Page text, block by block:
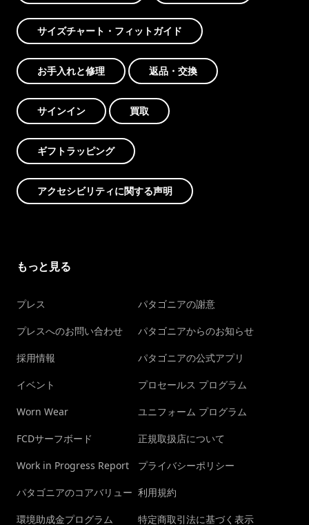
サイズチャート・フィットガイド
お手入れと修理 返品・交換
サインイン 買取
ギフトラッピング
アクセシビリティに関する声明
もっと見る
プレス
プレスへのお問い合わせ
採用情報
イベント
Worn Wear
FCDサーフボード
Work in Progress Report
パタゴニアのコアバリュー
環境助成金プログラム
パタゴニアの謝意
パタゴニアからのお知らせ
パタゴニアの公式アプリ
プロセールス プログラム
ユニフォーム プログラム
正規取扱店について
プライバシーポリシー
利用規約
特定商取引法に基づく表示